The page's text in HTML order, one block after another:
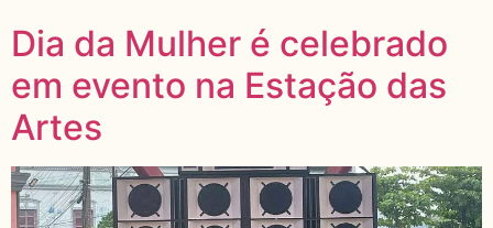
Dia da Mulher é celebrado
em evento na Estação das
Artes